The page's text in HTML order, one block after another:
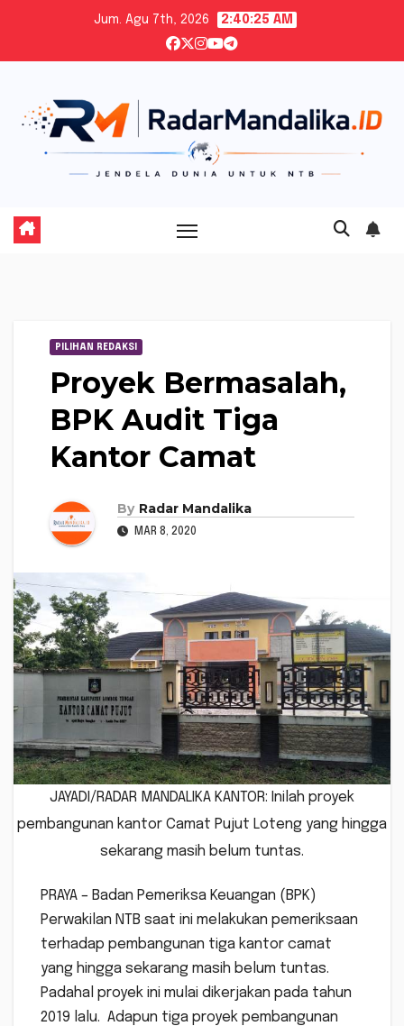
content
Jum. Agu 7th, 2026 2:40:26 AM
PILIHAN REDAKSI
Proyek Bermasalah,
BPK Audit Tiga
Kantor Camat
By Radar Mandalika
MAR 8, 2020
JAYADI/RADAR MANDALIKA KANTOR: Inilah proyek
pembangunan kantor Camat Pujut Loteng yang hingga
sekarang masih belum tuntas.
PRAYA – Badan Pemeriksa Keuangan (BPK)
Perwakilan NTB saat ini melakukan pemeriksaan
terhadap pembangunan tiga kantor camat
yang hingga sekarang masih belum tuntas.
Padahal proyek ini mulai dikerjakan pada tahun
2019 lalu. Adapun tiga proyek pembangunan